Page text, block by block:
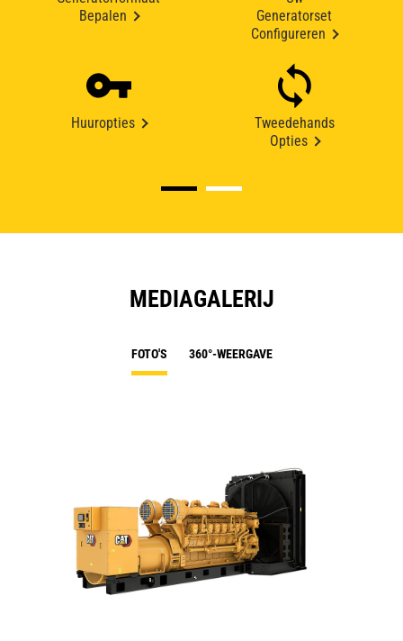
Bepalen
Generatorset
Configureren
Huuropties
Tweedehands
Opties
MEDIAGALERIJ
FOTO'S 360°-WEERGAVE